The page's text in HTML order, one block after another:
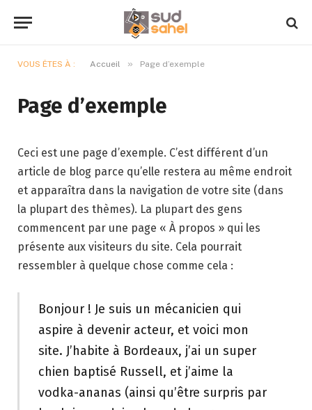
VOUS ÊTES À : Accueil » Page d’exemple
Page d’exemple
Ceci est une page d’exemple. C’est différent d’un
article de blog parce qu’elle restera au même endroit
et apparaîtra dans la navigation de votre site (dans
la plupart des thèmes). La plupart des gens
commencent par une page « À propos » qui les
présente aux visiteurs du site. Cela pourrait
ressembler à quelque chose comme cela :
Bonjour ! Je suis un mécanicien qui
aspire à devenir acteur, et voici mon
site. J’habite à Bordeaux, j’ai un super
chien baptisé Russell, et j’aime la
vodka-ananas (ainsi qu’être surpris par